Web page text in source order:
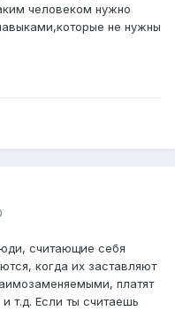
человеком нужно
не нужны
считающие себя
когда их заставляют
платят
т.д. Если ты считаешь